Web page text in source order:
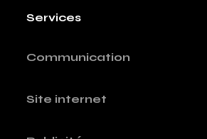
Services
Communication
Site internet